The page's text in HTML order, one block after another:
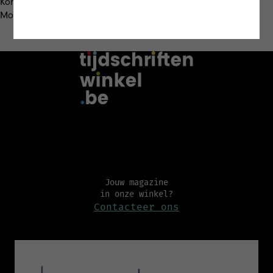
Motoren & Toerisme, dat vanaf 14 november in de winkel ligt.
Jouw magazine
in onze winkel?
Contacteer ons